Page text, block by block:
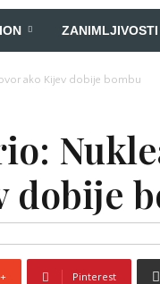
ZANIMLJIVOSTI
ako Kijev dobije bombu
dobije
Pinterest